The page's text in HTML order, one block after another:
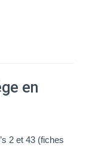
en
2 et 43 (fiches